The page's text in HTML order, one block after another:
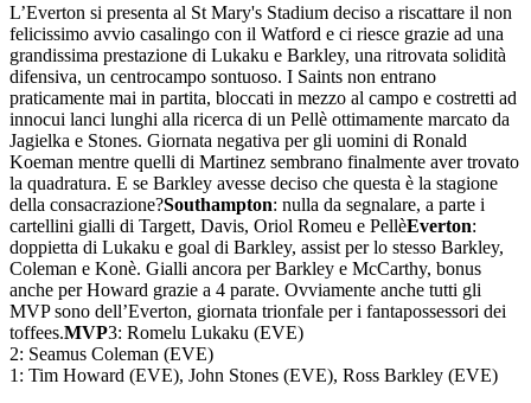
L’Everton si presenta al St Mary's Stadium deciso a riscattare il non
felicissimo avvio casalingo con il Watford e ci riesce grazie ad una
grandissima prestazione di Lukaku e Barkley, una ritrovata solidità
difensiva, un centrocampo sontuoso. I Saints non entrano
praticamente mai in partita, bloccati in mezzo al campo e costretti ad
innocui lanci lunghi alla ricerca di un Pellè ottimamente marcato da
Jagielka e Stones. Giornata negativa per gli uomini di Ronald
Koeman mentre quelli di Martinez sembrano finalmente aver trovato
la quadratura. E se Barkley avesse deciso che questa è la stagione
della consacrazione?Southampton: nulla da segnalare, a parte i
cartellini gialli di Targett, Davis, Oriol Romeu e PellèEverton:
doppietta di Lukaku e goal di Barkley, assist per lo stesso Barkley,
Coleman e Konè. Gialli ancora per Barkley e McCarthy, bonus
anche per Howard grazie a 4 parate. Ovviamente anche tutti gli
MVP sono dell’Everton, giornata trionfale per i fantapossessori dei
toffees.MVP3: Romelu Lukaku (EVE)
2: Seamus Coleman (EVE)
1: Tim Howard (EVE), John Stones (EVE), Ross Barkley (EVE)